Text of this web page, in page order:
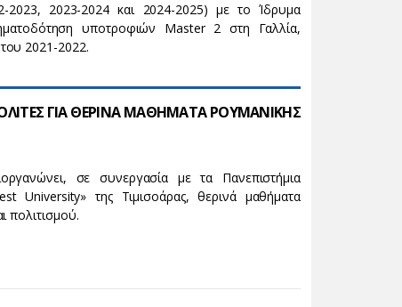
2023, 2023-2024 και 2024-2025) με το Ίδρυμα
υποτροφιών Master 2 στη Γαλλία,
2021-2022.
ΓΙΑ ΘΕΡΙΝΑ ΜΑΘΗΜΑΤΑ ΡΟΥΜΑΝΙΚΗΣ
σε συνεργασία με τα Πανεπιστήμια
University» της Τιμισοάρας, θερινά μαθήματα
πολιτισμού.